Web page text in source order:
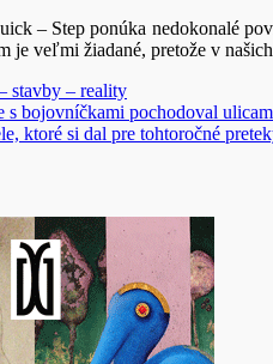
– Step ponúka nedokonalé
je veľmi žiadané, pretože v
stavby – reality
s bojovníčkami pochodoval
ktoré si dal pre tohtoročné